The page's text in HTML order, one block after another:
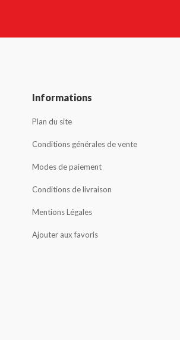
Informations
Plan du site
Conditions générales de vente
Modes de paiement
Conditions de livraison
Mentions Légales
Ajouter aux favoris